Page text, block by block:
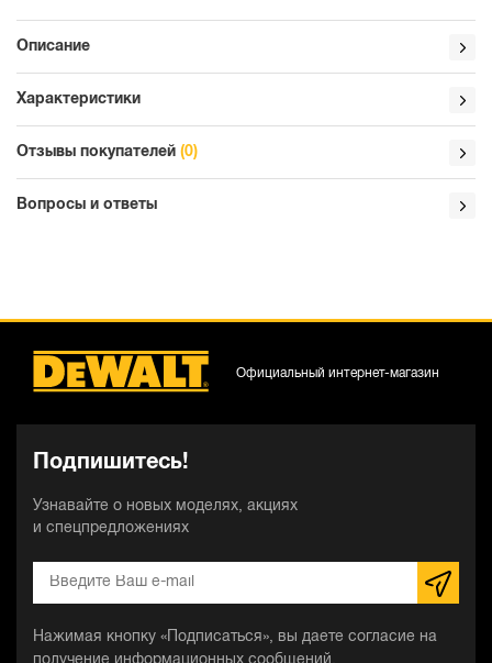
Описание
Характеристики
Отзывы покупателей (0)
Вопросы и ответы
Подпишитесь!
Узнавайте о новых моделях, акциях
и спецпредложениях
Нажимая кнопку «Подписаться», вы даете согласие на
получение информационных сообщений.
Официальный интернет-магазин